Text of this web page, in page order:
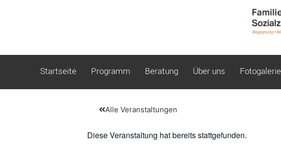
Startseite Programm Beratung Über uns Fotogalerie
Alle Veranstaltungen
Diese Veranstaltung hat bereits stattgefunden.